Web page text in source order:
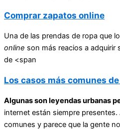
Comprar zapatos online
Una de las prendas de ropa que
online son más reacios a adquirir
de <span
Los casos más comunes
Algunas son leyendas urbanas
internet están siempre
comunes y parece que la gente no